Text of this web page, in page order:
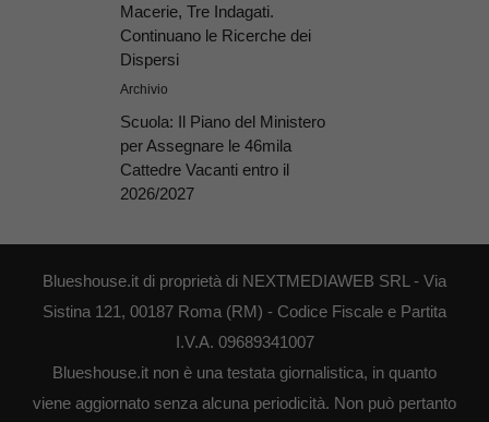
Macerie, Tre Indagati.
Continuano le Ricerche dei
Dispersi
Archivio
Scuola: Il Piano del Ministero
per Assegnare le 46mila
Cattedre Vacanti entro il
2026/2027
Blueshouse.it di proprietà di NEXTMEDIAWEB SRL - Via
Sistina 121, 00187 Roma (RM) - Codice Fiscale e Partita
I.V.A. 09689341007
Blueshouse.it non è una testata giornalistica, in quanto
viene aggiornato senza alcuna periodicità. Non può pertanto